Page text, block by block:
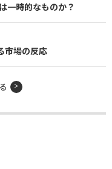
一時的なものか？
市場の反応